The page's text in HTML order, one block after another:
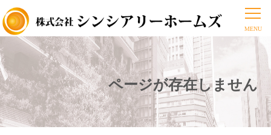
ページが存在しません